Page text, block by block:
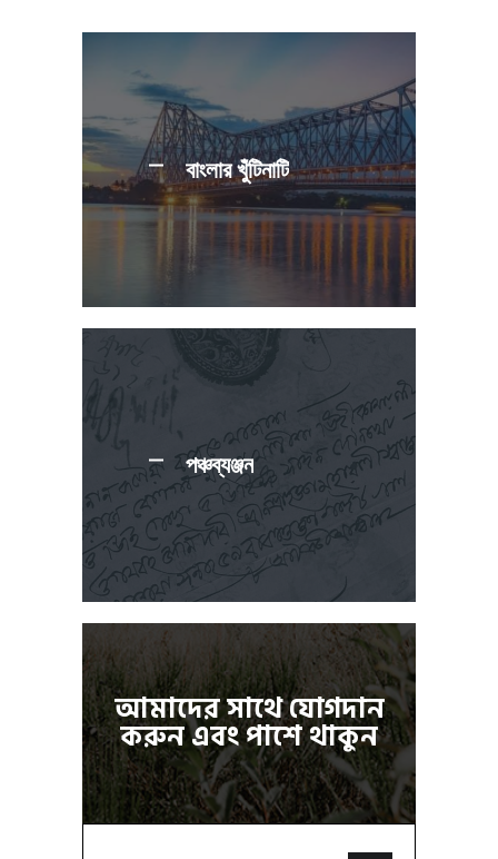
বাংলার খুঁটিনাটি
পঞ্চব্যঞ্জন
আমাদের সাথে যোগদান
করুন এবং পাশে থাকুন